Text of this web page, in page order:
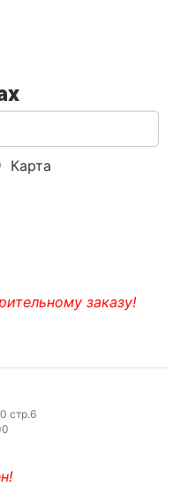
Карта
заказу!
стр.6